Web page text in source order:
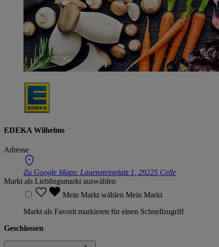
EDEKA Wilhelms
Adresse
Zu Google Maps: Lauensteinplatz 1, 29225 Celle
Markt als Lieblingsmarkt auswählen
Mein Markt wählen Mein Markt
Markt als Favorit markieren für einen Schnellzugriff
Geschlossen